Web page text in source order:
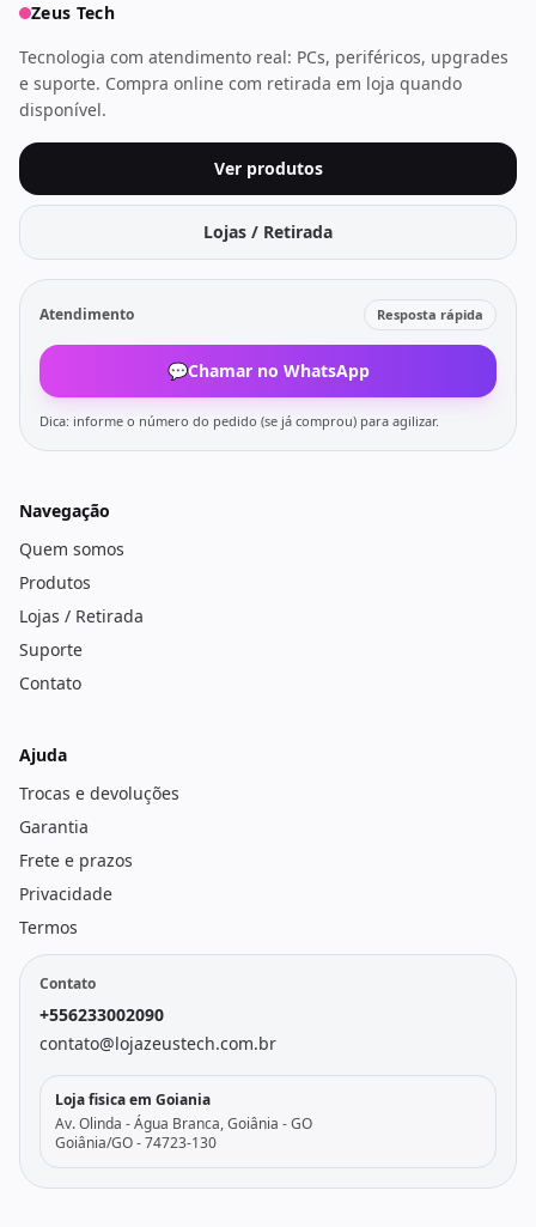
Zeus Tech
Tecnologia com atendimento real: PCs, periféricos, upgrades
e suporte. Compra online com retirada em loja quando
disponível.
Ver produtos
Lojas / Retirada
Atendimento Resposta rápida
💬Chamar no WhatsApp
Dica: informe o número do pedido (se já comprou) para agilizar.
Navegação
Quem somos
Produtos
Lojas / Retirada
Suporte
Contato
Ajuda
Trocas e devoluções
Garantia
Frete e prazos
Privacidade
Termos
Contato
+556233002090
contato@lojazeustech.com.br
Loja fisica em Goiania
Av. Olinda - Água Branca, Goiânia - GO
Goiânia/GO - 74723-130